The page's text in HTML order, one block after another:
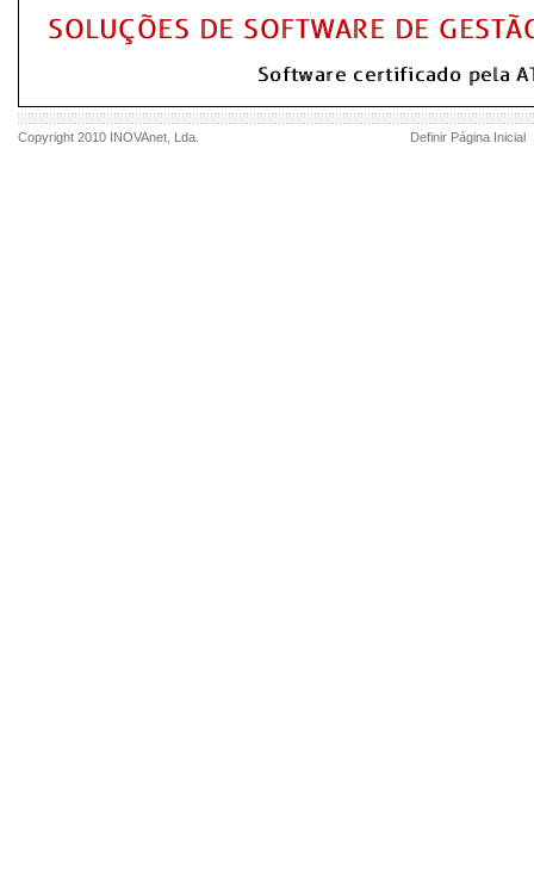
Copyright 2010 INOVAnet , Lda. Definir Página Inicial